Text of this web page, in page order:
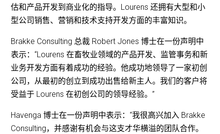
估和产品开发到商业化的指导。Lourens 还拥有大型和小
型公司销售、营销和技术支持开发方面的丰富知识。
Brakke Consulting 总裁 Robert Jones 博士在一份声明中
表示：“Lourens 在畜牧业领域的产品开发、监管事务和新
业务开发方面有着成功的经验。他成功地领导了一家初创
公司，从最初的创立到成功出售给新主人。我们的客户将
受益于 Lourens 在初创公司的领导经验。”
Havenga 博士在一份声明中表示：“我很高兴加入 Brakke
Consulting，并感谢有机会与这支才华横溢的团队合作。